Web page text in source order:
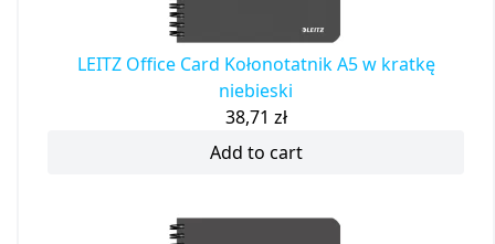
LEITZ Office Card Kołonotatnik A5 w kratkę
niebieski
38,71 zł
Add to cart